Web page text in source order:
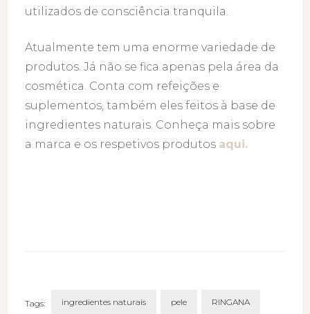
utilizados de consciência tranquila.
Atualmente tem uma enorme variedade de
produtos. Já não se fica apenas pela área da
cosmética. Conta com refeições e
suplementos, também eles feitos à base de
ingredientes naturais. Conheça mais sobre
a marca e os respetivos produtos aqui.
Tags: ingredientes naturais pele RINGANA